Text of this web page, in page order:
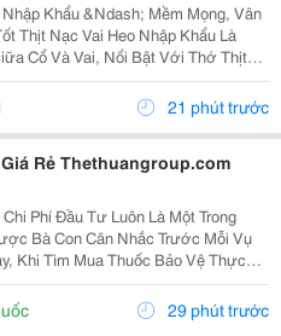
Khẩu &Ndash; Mềm Mọng, Vân
Là
Cổ Và Vai, Nổi Bật Với Thớ Thịt
Cao Và Các Vân Mỡ Mảnh Phân
Kết Hợp Hài Hòa Giữa Nạc Và Mỡ...
21 phút trước
Rẻ Thethuangroup.com
Phí Đầu Tư Luôn Là Một Trong
Bà Con Cân Nhắc Trước Mỗi Vụ
Khi Tìm Mua Thuốc Bảo Vệ Thực
Thường Ưu Tiên Những Sản Phẩm
Lý Để Tiết Kiệm Ngân Sách. Tuy
29 phút trước